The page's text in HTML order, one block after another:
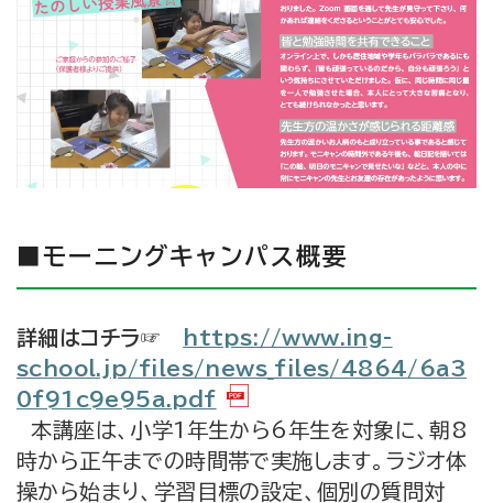
■モーニングキャンパス概要
詳細はコチラ☞
https://www.ing-
school.jp/files/news_files/4864/6a3
0f91c9e95a.pdf
本講座は、小学1年生から6年生を対象に、朝8
時から正午までの時間帯で実施します。ラジオ体
操から始まり、学習目標の設定、個別の質問対